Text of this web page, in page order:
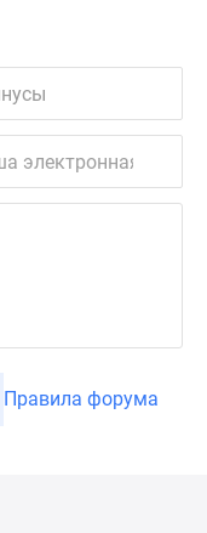
Правила форума